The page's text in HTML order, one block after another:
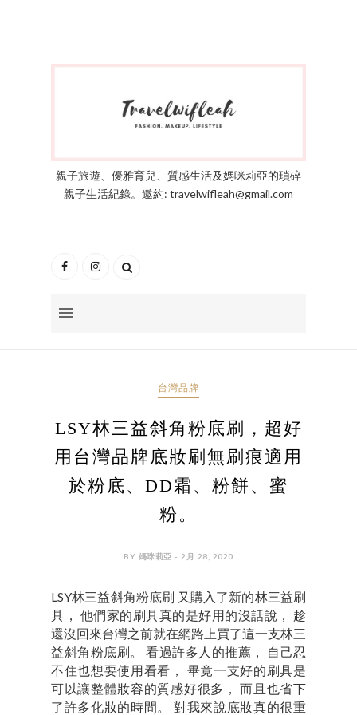
親子旅遊、優雅育兒、質感生活及媽咪莉亞的瑣碎
親子生活紀錄。邀約: travelwifleah@gmail.com
台灣品牌
LSY林三益斜角粉底刷，超好
用台灣品牌底妝刷無刷痕適用
於粉底、DD霜、粉餅、蜜
粉。
BY 媽咪莉亞 - 2月 28, 2020
LSY林三益斜角粉底刷 又購入了新的林三益刷
具， 他們家的刷具真的是好用的沒話說， 趁
還沒回來台灣之前就在網路上買了這一支林三
益斜角粉底刷。 看過許多人的推薦， 自己忍
不住也想要使用看看， 畢竟一支好的刷具是
可以讓整體妝容的質感好很多， 而且也省下
了許多化妝的時間。 對我來說底妝真的很重